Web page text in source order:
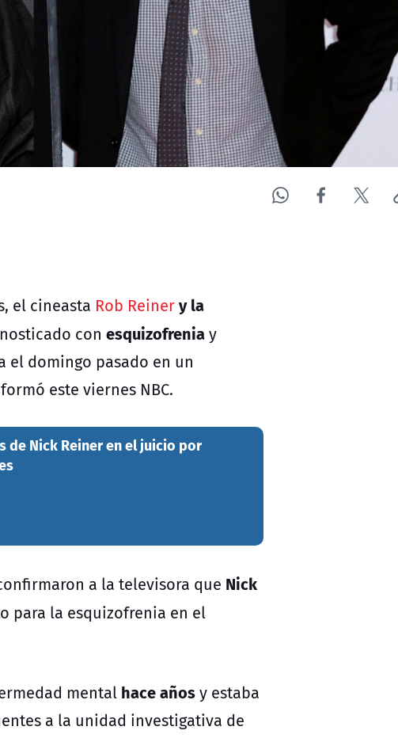
el cineasta Rob Reinery la
con esquizofreniay
domingo pasado en un
este viernes NBC.
de Nick Reiner en el juicio por
a la televisora que Nick
para la esquizofrenia en el
mental hace añosy estaba
a la unidad investigativa de